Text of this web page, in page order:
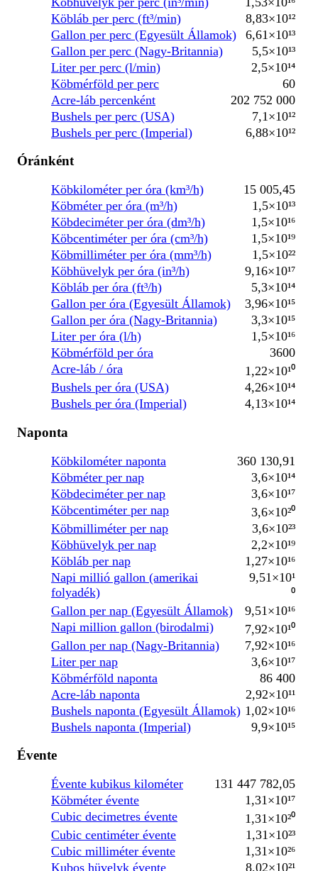
Köbláb per perc (ft³/min)
8,83×10¹²
Gallon per perc (Egyesült Államok)
6,61×10¹³
Gallon per perc (Nagy-Britannia)
5,5×10¹³
Liter per perc (l/min)
2,5×10¹⁴
Köbmérföld per perc
60
Acre-láb percenként
202 752 000
Bushels per perc (USA)
7,1×10¹²
Bushels per perc (Imperial)
6,88×10¹²
Óránként
Köbkilométer per óra (km³/h)
15 005,45
Köbméter per óra (m³/h)
1,5×10¹³
Köbdeciméter per óra (dm³/h)
1,5×10¹⁶
Köbcentiméter per óra (cm³/h)
1,5×10¹⁹
Köbmilliméter per óra (mm³/h)
1,5×10²²
Köbhüvelyk per óra (in³/h)
9,16×10¹⁷
Köbláb per óra (ft³/h)
5,3×10¹⁴
Gallon per óra (Egyesült Államok)
3,96×10¹⁵
Gallon per óra (Nagy-Britannia)
3,3×10¹⁵
Liter per óra (l/h)
1,5×10¹⁶
Köbmérföld per óra
3600
Acre-láb / óra
1,22×10¹⁰
Bushels per óra (USA)
4,26×10¹⁴
Bushels per óra (Imperial)
4,13×10¹⁴
Naponta
Köbkilométer naponta
360 130,91
Köbméter per nap
3,6×10¹⁴
Köbdeciméter per nap
3,6×10¹⁷
Köbcentiméter per nap
3,6×10²⁰
Köbmilliméter per nap
3,6×10²³
Köbhüvelyk per nap
2,2×10¹⁹
Köbláb per nap
1,27×10¹⁶
Napi millió gallon (amerikai
folyadék)
9,51×10¹
⁰
Gallon per nap (Egyesült Államok)
9,51×10¹⁶
Napi million gallon (birodalmi)
7,92×10¹⁰
Gallon per nap (Nagy-Britannia)
7,92×10¹⁶
Liter per nap
3,6×10¹⁷
Köbmérföld naponta
86 400
Acre-láb naponta
2,92×10¹¹
Bushels naponta (Egyesült Államok) 1,02×10¹⁶
Bushels naponta (Imperial)
9,9×10¹⁵
Évente
Évente kubikus kilométer
131 447 782,05
Köbméter évente
1,31×10¹⁷
Cubic decimetres évente
1,31×10²⁰
Cubic centiméter évente
1,31×10²³
Cubic milliméter évente
1,31×10²⁶
Kubos hüvelyk évente
8,02×10²¹